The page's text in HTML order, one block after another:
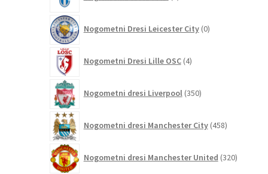
Nogometni Dresi Leicester City 0izdelkov
Nogometni Dresi Lille OSC 4izdelki
Nogometni dresi Liverpool 350izdelkov
Nogometni dresi Manchester City 458izdelkov
Nogometni dresi Manchester United 320izdelkov